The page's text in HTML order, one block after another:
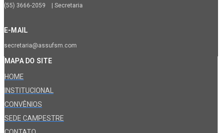
(55) 3666-2059 | Secretaria
E-MAIL
secretaria@assufsm.com
MAPA DO SITE
HOME
INSTITUCIONAL
CONVÊNIOS
SEDE CAMPESTRE